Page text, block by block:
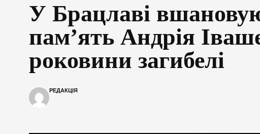
У Брацлаві
пам’ять Андрія
роковини загибелі
РЕДАКЦІЯ